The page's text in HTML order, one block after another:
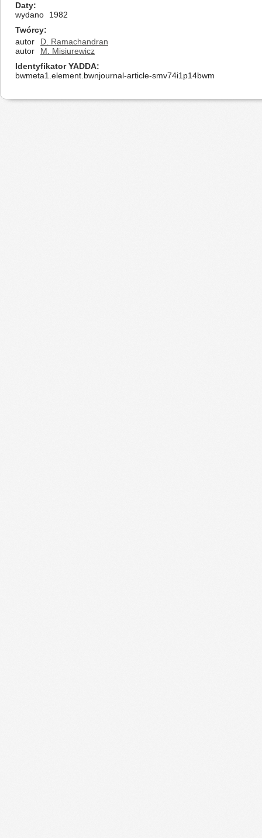
Daty
wydano
1982
Twórcy
autor
D. Ramachandran
autor
M. Misiurewicz
Identyfikator YADDA
bwmeta1.element.bwnjournal-article-smv74i1p14bwm